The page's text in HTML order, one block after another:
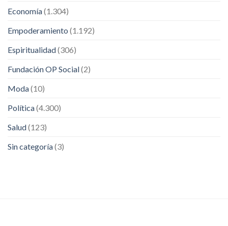
Economía(1.304)
Empoderamiento (1.192)
Espiritualidad(306)
Fundación OP Social(2)
Moda(10)
Política(4.300)
Salud(123)
Sin categoría(3)